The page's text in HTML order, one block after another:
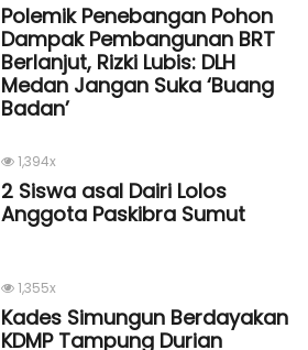
Polemik Penebangan Pohon
Dampak Pembangunan BRT
Berlanjut, Rizki Lubis: DLH
Medan Jangan Suka ‘Buang
Badan’
1,394x
2 Siswa asal Dairi Lolos
Anggota Paskibra Sumut
1,355x
Kades Simungun Berdayakan
KDMP Tampung Durian